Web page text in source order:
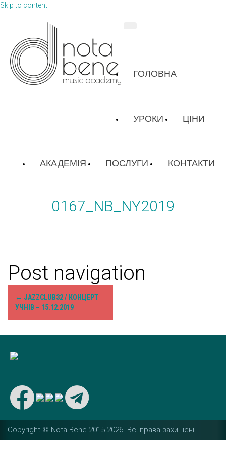
Skip to content
ГОЛОВНА
УРОКИ ЦІНИ
АКАДЕМІЯ ПОСЛУГИ КОНТАКТИ
0167_NB_NY2019
Post navigation
← JAZZCLUB32 / КОНЦЕРТ
УЧНІВ – 15.12.2019
Copyright © Nota Bene 2015-2026. Вcі права захищені.